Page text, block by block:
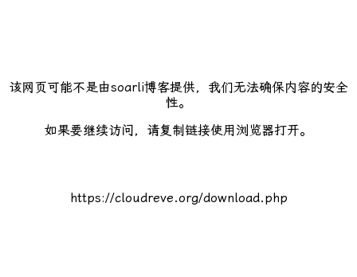
该网页可能不是由soarli博客提供，我们无法确保内容的安全
性。
如果要继续访问，请复制链接使用浏览器打开。
https://cloudreve.org/download.php